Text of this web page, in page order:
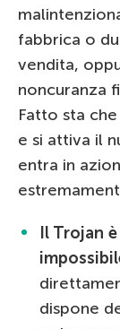
fabbrica o
vendita,
noncuranza
Fatto sta
e si attiva il
entra in
Il Trojan
dispone